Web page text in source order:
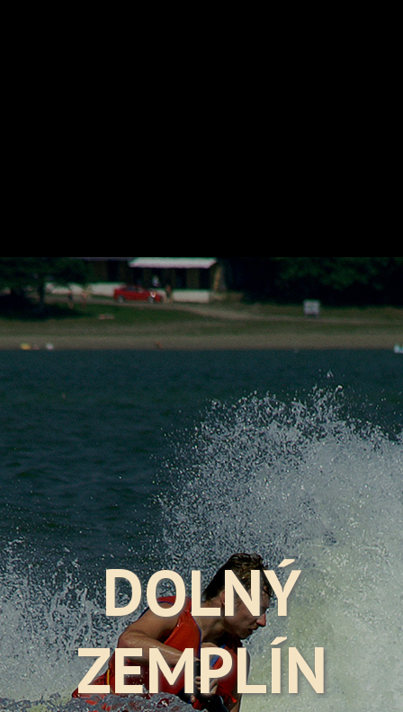
DOLNÝ
ZEMPLÍN